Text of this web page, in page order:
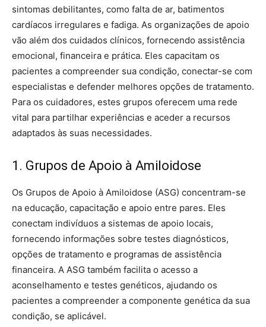
sintomas debilitantes, como falta de ar, batimentos
cardíacos irregulares e fadiga. As organizações de apoio
vão além dos cuidados clínicos, fornecendo assistência
emocional, financeira e prática. Eles capacitam os
pacientes a compreender sua condição, conectar-se com
especialistas e defender melhores opções de tratamento.
Para os cuidadores, estes grupos oferecem uma rede
vital para partilhar experiências e aceder a recursos
adaptados às suas necessidades.
1. Grupos de Apoio à Amiloidose
Os Grupos de Apoio à Amiloidose (ASG) concentram-se
na educação, capacitação e apoio entre pares. Eles
conectam indivíduos a sistemas de apoio locais,
fornecendo informações sobre testes diagnósticos,
opções de tratamento e programas de assistência
financeira. A ASG também facilita o acesso a
aconselhamento e testes genéticos, ajudando os
pacientes a compreender a componente genética da sua
condição, se aplicável.